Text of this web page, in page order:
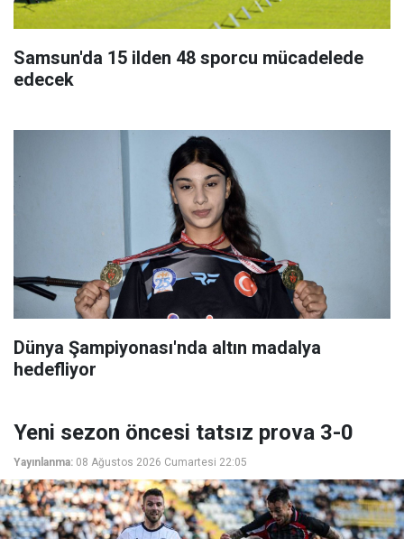
Samsun'da 15 ilden 48 sporcu mücadelede
edecek
Dünya Şampiyonası'nda altın madalya
hedefliyor
Yeni sezon öncesi tatsız prova 3-0
Yayınlanma: 08 Ağustos 2026 Cumartesi 22:05